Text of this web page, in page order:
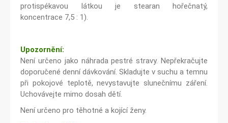
protispékavou látkou je stearan hořečnatý,
koncentrace 7,5 : 1).
Upozornění:
Není určeno jako náhrada pestré stravy. Nepřekračujte
doporučené denní dávkování. Skladujte v suchu a temnu
při pokojové teplotě, nevystavujte slunečnímu záření.
Uchovávejte mimo dosah dětí.
Není určeno pro těhotné a kojící ženy.